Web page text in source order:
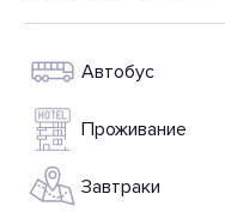
Автобус
Проживание
Завтраки